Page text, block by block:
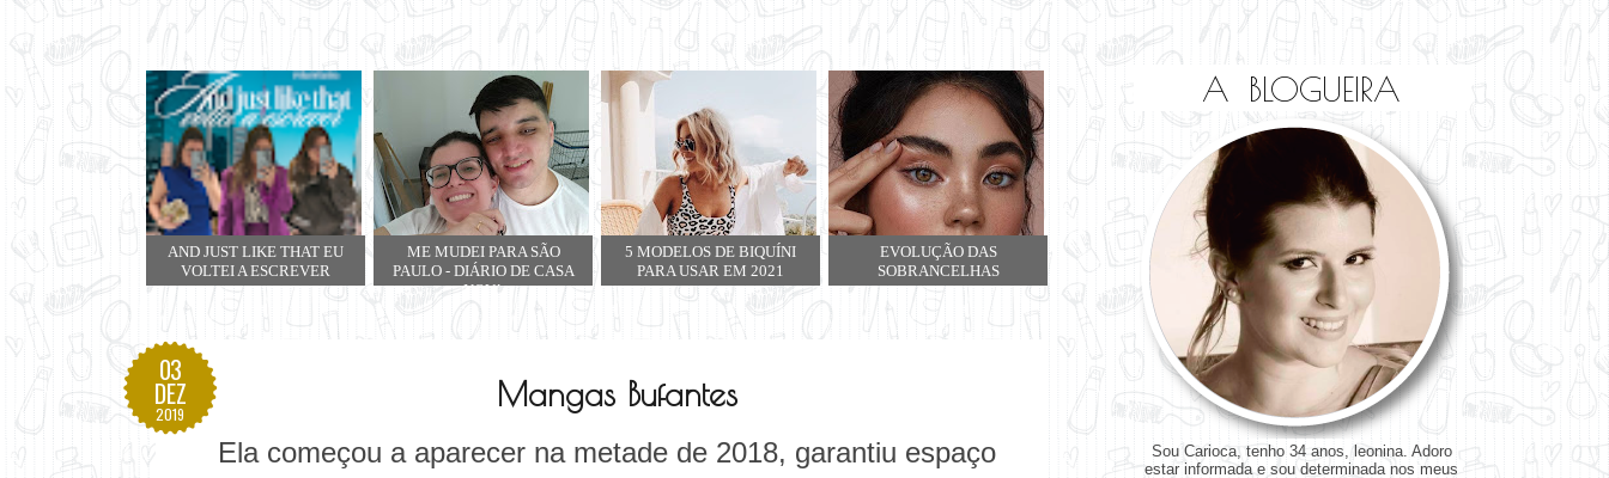
AND JUST LIKE THAT EU
VOLTEI A ESCREVER
ME MUDEI PARA SÃO
PAULO - DIÁRIO DE CASA
NOVA
5 MODELOS DE BIQUÍNI
PARA USAR EM 2021
EVOLUÇÃO DAS
SOBRANCELHAS
03
DEZ
2019
Mangas Bufantes
Ela começou a aparecer na metade de 2018, garantiu espaço
A BLOGUEIRA
Sou Carioca, tenho 34 anos, leonina. Adoro
estar informada e sou determinada nos meus